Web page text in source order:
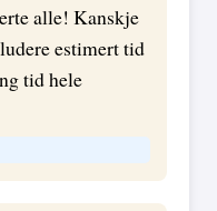
alle! Kanskje
estimert tid
tid hele